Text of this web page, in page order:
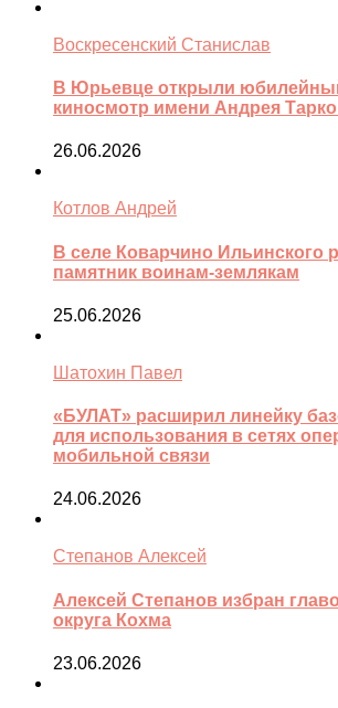
Воскресенский Станислав
В Юрьевце открыли
киносмотр имени Андрея
26.06.2026
Котлов Андрей
В селе Коварчино Ильинского
памятник воинам-землякам
25.06.2026
Шатохин Павел
«БУЛАТ» расширил линейку
для использования в сетях
мобильной связи
24.06.2026
Степанов Алексей
Алексей Степанов избран
округа Кохма
23.06.2026